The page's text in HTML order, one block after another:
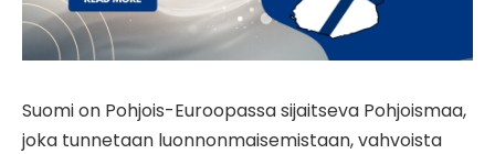
Suomi on Pohjois-Euroopassa sijaitseva Pohjoismaa,
joka tunnetaan luonnonmaisemistaan, vahvoista